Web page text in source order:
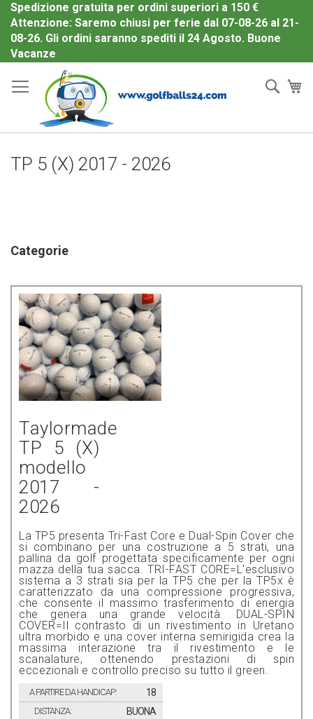
Spedizione gratuita per ordini superiori a 150 €
Attenzione: Saremo chiusi per ferie dal 07-08-26 al 21-
08-26. Gli ordini saranno spediti il 24 Agosto. Buone
Vacanze
al
contenuto
TP 5 (X) 2017 - 2026
Taylormade
TP 5 (X)
modello
2017 -
2026
La TP5 presenta Tri-Fast Core e Dual-Spin Cover che
si combinano per una costruzione a 5 strati, una
pallina da golf progettata specificamente per ogni
mazza della tua sacca. TRI-FAST CORE=L'esclusivo
sistema a 3 strati sia per la TP5 che per la TP5x è
caratterizzato da una compressione progressiva,
che consente il massimo trasferimento di energia
che genera una grande velocità. DUAL-SPIN
COVER=Il contrasto di un rivestimento in Uretano
ultra morbido e una cover interna semirigida crea la
massima interazione tra il rivestimento e le
scanalature, ottenendo prestazioni di spin
eccezionali e controllo preciso su tutto il green.
A PARTIRE DA HANDICAP: 18
DISTANZA: BUONA
Categorie